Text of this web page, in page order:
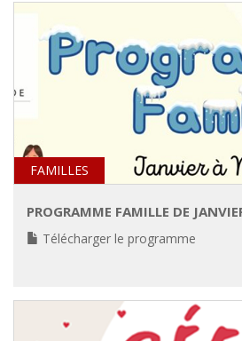
FAMILLES
PROGRAMME FAMILLE DE
Télécharger le programme